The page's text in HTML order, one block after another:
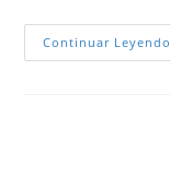
Continuar Leyendo